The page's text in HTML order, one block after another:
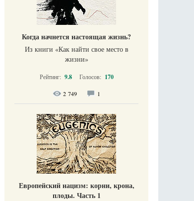
Когда начнется настоящая жизнь?
Из книги «Как найти свое место в
жизни​»
Рейтинг: 9.8 Голосов: 170
2 749 1
Европейский нацизм: корни, крона,
плоды. Часть 1